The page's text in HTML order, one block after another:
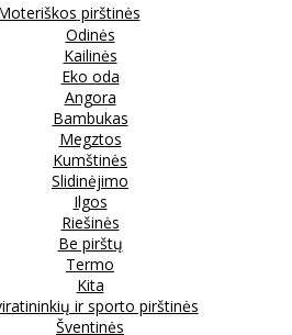
pirštinės
Odinės
Kailinės
Eko oda
Angora
Bambukas
Megztos
Kumštinės
Slidinėjimo
Ilgos
Riešinės
Be pirštų
Termo
Kita
ir sporto pirštinės
Šventinės